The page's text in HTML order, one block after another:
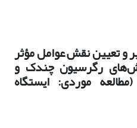
و تعیین نقش عوامل مؤثر
رگرسیون چندک و
موردی: ایستگاه